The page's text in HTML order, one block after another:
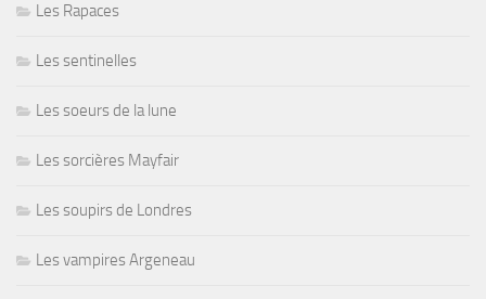
Les Rapaces
Les sentinelles
Les soeurs de la lune
Les sorcières Mayfair
Les soupirs de Londres
Les vampires Argeneau